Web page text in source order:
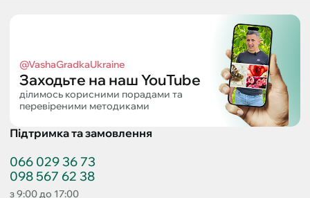
@VashaGradkaUkraine
Заходьте на наш YouTube
ділимось корисними порадами та
перевіреними методиками
Підтримка та замовлення
066 029 36 73
098 567 62 38
з 9:00 до 17:00